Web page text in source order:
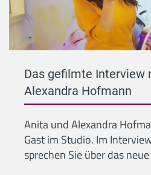
Das gefilmte Interview
Alexandra Hofmann
Anita und Alexandra
Gast im Studio. Im
sprechen Sie über das neue